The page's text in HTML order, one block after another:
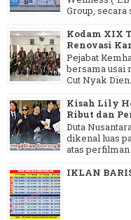
Group,
Kodam XIX
Renovasi
Pejabat
bersama usai
Cut Nyak
Kisah Lily
Ribut dan
Duta
dikenal luas
atas perfilman
IKLAN